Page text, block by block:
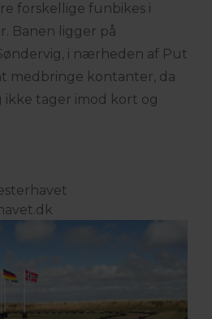
forskellige funbikes i
Banen ligger på
i nærheden af Put
medbringe kontanter, da
ikke tager imod kort og